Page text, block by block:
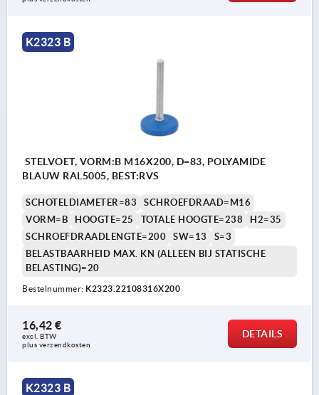
K2323 B
STELVOET, VORM:B M16X200, D=83, POLYAMIDE
BLAUW RAL5005, BEST:RVS
SCHOTELDIAMETER=83
SCHROEFDRAAD=M16
VORM=B
HOOGTE=25 TOTALE HOOGTE=238
H2=35
SCHROEFDRAADLENGTE=200
SW=13
S=3
BELASTBAARHEID MAX. KN (ALLEEN BIJ STATISCHE
BELASTING)=20
Bestelnummer: K2323.22108316X200
16,42 €
excl. BTW
plus verzendkosten
DETAILS
K2323 B